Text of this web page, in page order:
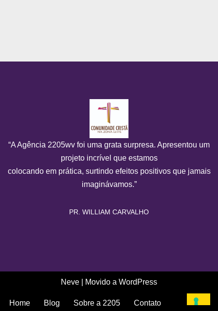
“A Agência 2205wv foi uma grata surpresa. Apresentou um
projeto incrível que estamos
colocando em prática, surtindo efeitos positivos que jamais
imaginávamos.”
PR. WILLIAM CARVALHO
Neve | Movido a WordPress
Home Blog Sobre a 2205 Contato